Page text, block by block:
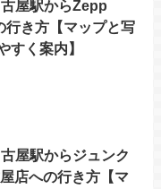
屋駅からZepp
行き方【マップと写
すく案内】
屋駅からジュンク
店への行き方【マ